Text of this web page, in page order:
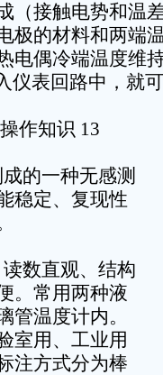
（接触电势和温
极的材料和两端
电偶冷端温度维
仪表回路中，就
作知识 13
的一种无感测
稳定、复现性
数直观、结构
。常用两种液
管温度计内。
室用、工业用
注方式分为棒